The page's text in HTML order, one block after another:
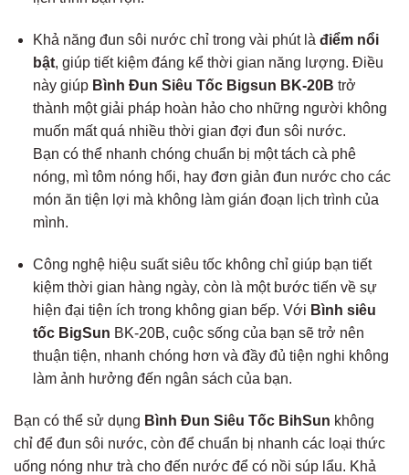
Khả năng đun sôi nước chỉ trong vài phút là điểm nổi
bật, giúp tiết kiệm đáng kể thời gian năng lượng. Điều
này giúp Bình Đun Siêu Tốc Bigsun BK-20B trở
thành một giải pháp hoàn hảo cho những người không
muốn mất quá nhiều thời gian đợi đun sôi nước.
Bạn có thể nhanh chóng chuẩn bị một tách cà phê
nóng, mì tôm nóng hổi, hay đơn giản đun nước cho các
món ăn tiện lợi mà không làm gián đoạn lịch trình của
mình.
Công nghệ hiệu suất siêu tốc không chỉ giúp bạn tiết
kiệm thời gian hàng ngày, còn là một bước tiến về sự
hiện đại tiện ích trong không gian bếp. Với Bình siêu
tốc BigSun BK-20B, cuộc sống của bạn sẽ trở nên
thuận tiện, nhanh chóng hơn và đầy đủ tiện nghi không
làm ảnh hưởng đến ngân sách của bạn.
Bạn có thể sử dụng Bình Đun Siêu Tốc BihSun không
chỉ để đun sôi nước, còn để chuẩn bị nhanh các loại thức
uống nóng như trà cho đến nước để có nồi súp lẩu. Khả